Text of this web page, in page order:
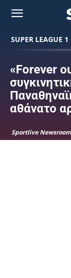
SUPER LEAGUE 1
«Forever
αθάνατο
Sportlive Newsroom